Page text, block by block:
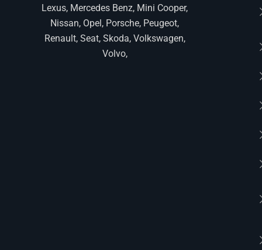
Lexus, Mercedes Benz, Mini Cooper,
Nissan, Opel, Porsche, Peugeot,
Renault, Seat, Skoda, Volkswagen,
Volvo,